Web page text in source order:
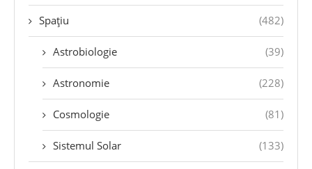
Spațiu (482)
Astrobiologie (39)
Astronomie (228)
Cosmologie (81)
Sistemul Solar (133)